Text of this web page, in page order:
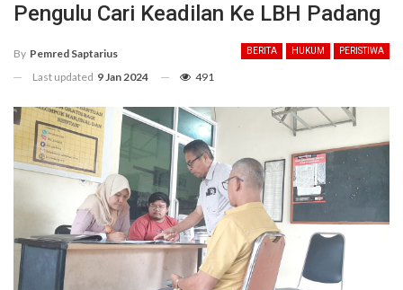
Pengulu Cari Keadilan Ke LBH Padang
BERITA HUKUM PERISTIWA
By Pemred Saptarius
Last updated 9 Jan 2024 491